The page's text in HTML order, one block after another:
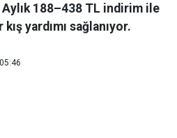
188–438 TL indirim ile
yardımı sağlanıyor.